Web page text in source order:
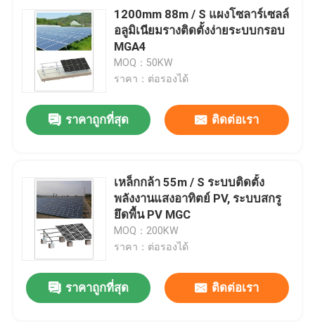
1200mm 88m / S แผงโซลาร์เซลล์
อลูมิเนียมรางติดตั้งง่ายระบบกรอบ
MGA4
MOQ：50KW
ราคา：ต่อรองได้
ราคาถูกที่สุด ติดต่อเรา
เหล็กกล้า 55m / S ระบบติดตั้ง
พลังงานแสงอาทิตย์ PV, ระบบสกรู
ยึดพื้น PV MGC
MOQ：200KW
ราคา：ต่อรองได้
ราคาถูกที่สุด ติดต่อเรา